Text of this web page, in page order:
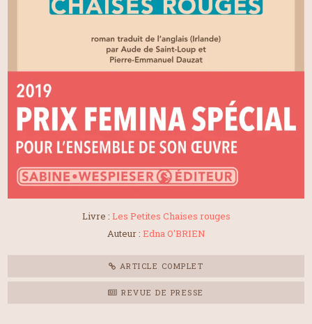
Livre : Les Petites Chaises rouges
Auteur : Edna O'BRIEN
ARTICLE COMPLET
REVUE DE PRESSE